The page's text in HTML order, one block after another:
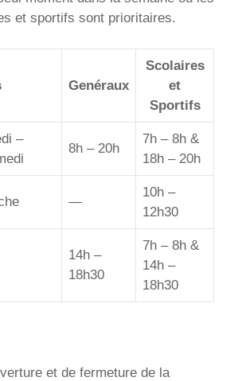
et sportifs sont prioritaires.
Genéraux
Scolaires
et
Sportifs
–
8h – 20h
7h – 8h &
18h – 20h
—
10h –
12h30
14h –
18h30
7h – 8h &
14h –
18h30
et de fermeture de la